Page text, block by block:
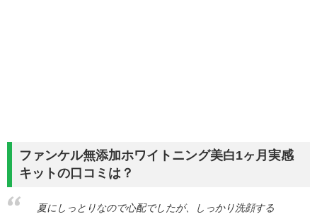
ファンケル無添加ホワイトニング美白1ヶ月実感
キットの口コミは？
夏にしっとりなので心配でしたが、しっかり洗顔する